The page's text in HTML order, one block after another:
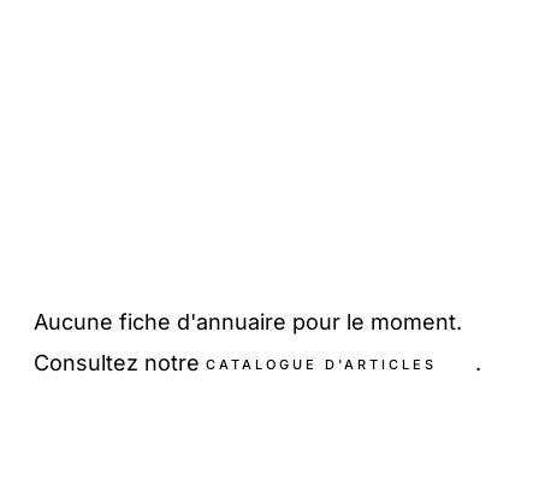
Aucune fiche d'annuaire pour le moment.
Consultez notre CATALOGUE D'ARTICLES .